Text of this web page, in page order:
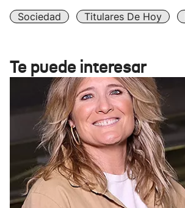
Sociedad Titulares De Hoy
Te puede interesar